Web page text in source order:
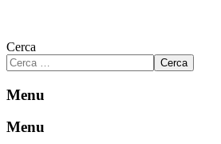
Cerca
Cerca
Menu
Menu